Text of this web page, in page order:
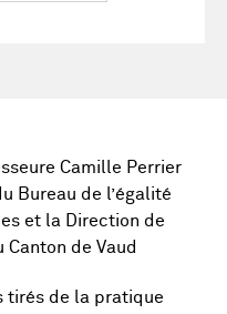
Camille Perrier
Bureau de l’égalité
et la Direction de
de Vaud
tirés de la pratique